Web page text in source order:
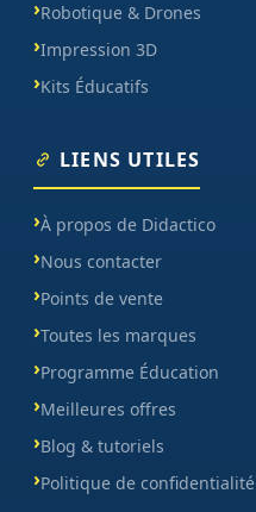
Robotique & Drones
Impression 3D
Kits Éducatifs
LIENS UTILES
À propos de Didactico
Nous contacter
Points de vente
Toutes les marques
Programme Éducation
Meilleures offres
Blog & tutoriels
Politique de confidentialité